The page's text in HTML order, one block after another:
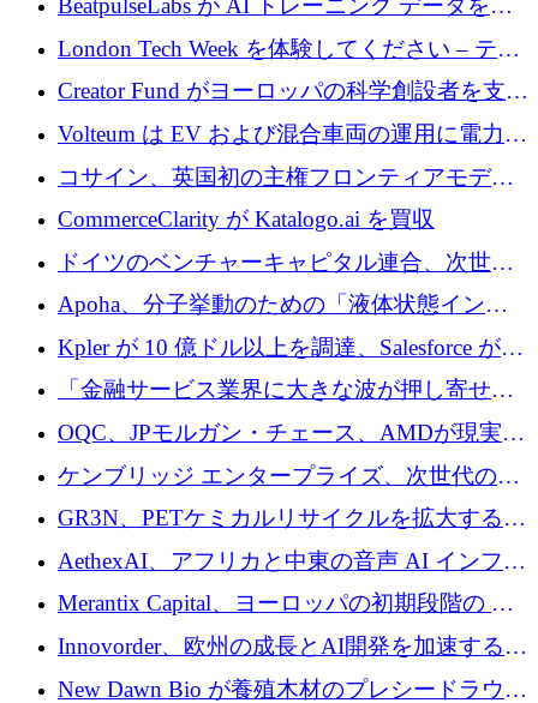
BeatpulseLabs が AI トレーニング データを拡
張するために 180 万ドルのプレシードを調達
London Tech Week を体験してください – テク
ノロジーがヨーロッパのイノベーションの未
来を形作る場所
Creator Fund がヨーロッパの科学創設者を支援
するために 5,600 万ドルを調達
Volteum は EV および混合車両の運用に電力を
供給するために 250 万ユーロを寄付
コサイン、英国初の主権フロンティアモデル
で業界の支援を確保
CommerceClarity が Katalogo.ai を買収
ドイツのベンチャーキャピタル連合、次世代
スタートアップの成長に向けて機関投資家へ
の資本シフトを呼びかけ
Apoha、分子挙動のための「液体状態インテ
リジェンス」を構築するために3,600万ドルを
かけてステルス状態から出現
Kpler が 10 億ドル以上を調達、Salesforce が
Contentful を買収、Built in Europe キャンペー
「金融サービス業界に大きな波が押し寄せて
いる」と「欧州初のAIネイティブ銀行」のボ
スが語る
OQC、JPモルガン・チェース、AMDが現実世
界のフィンテック・アプリケーションを探索
するためにQuantum-AIデータセンターを立ち
上げ
ケンブリッジ エンタープライズ、次世代のデ
ィープテック創設者向けにロンドンの出発点
を構築
GR3N、PETケミカルリサイクルを拡大するた
めにシリーズBで1,550万ユーロを調達
AethexAI、アフリカと中東の音声 AI インフラ
ストラクチャを構築するために 300 万ドルを
Merantix Capital、ヨーロッパの初期段階の AI
スタートアップ向けに 1 億 300 万ユーロのフ
ァンドを立ち上げる
Innovorder、欧州の成長とAI開発を加速するた
めに2,000万ユーロを確保
New Dawn Bio が養殖木材のプレシードラウン